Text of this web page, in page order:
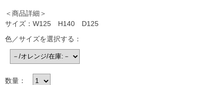
＜商品詳細＞
サイズ：W125 H140 D125
色／サイズを選択する：
数量：